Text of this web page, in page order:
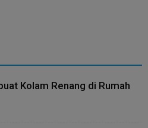
Kolam Renang di Rumah